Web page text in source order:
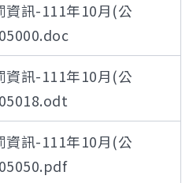
資訊-111年10月(公
資訊-111年10月(公
資訊-111年10月(公